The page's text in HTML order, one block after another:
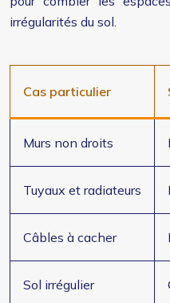
irrégularités du sol.
Cas particulier
Murs non droits
Tuyaux et radiateurs
Câbles à cacher
Sol irrégulier